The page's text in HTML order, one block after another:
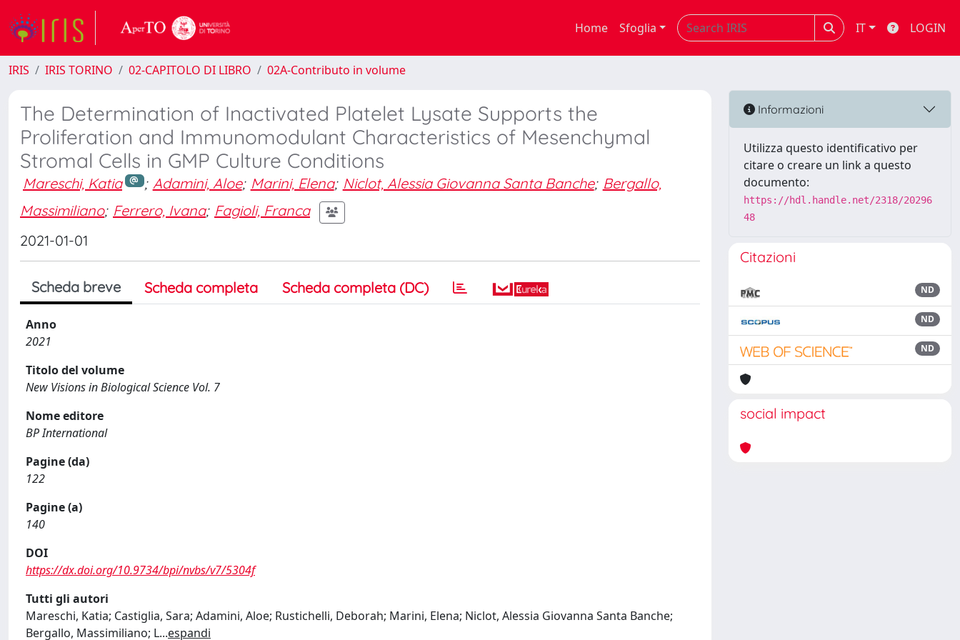
Home Sfoglia IT LOGIN
IRIS IRIS TORINO 02-CAPITOLO DI LIBRO 02A-Contributo in volume
The Determination of Inactivated Platelet Lysate Supports the
Proliferation and Immunomodulant Characteristics of Mesenchymal
Stromal Cells in GMP Culture Conditions
Mareschi, Katia ; Adamini, Aloe; Marini, Elena; Niclot, Alessia Giovanna Santa Banche; Bergallo,
Massimiliano; Ferrero, Ivana; Fagioli, Franca
2021-01-01
Scheda breve Scheda completa Scheda completa (DC)
Anno
2021
Titolo del volume
New Visions in Biological Science Vol. 7
Nome editore
BP International
Pagine (da)
122
Pagine (a)
140
DOI
https://dx.doi.org/10.9734/bpi/nvbs/v7/5304f
Tutti gli autori
Mareschi, Katia; Castiglia, Sara; Adamini, Aloe; Rustichelli, Deborah; Marini, Elena; Niclot, Alessia Giovanna Santa Banche;
Bergallo, Massimiliano; L...espandi
Informazioni
Utilizza questo identificativo per
citare o creare un link a questo
documento:
https://hdl.handle.net/2318/20296
48
Citazioni
ND
ND
ND
social impact